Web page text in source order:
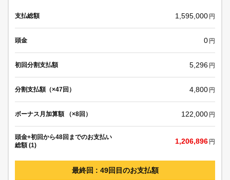
支払総額 1,595,000 円
頭金 0 円
初回分割支払額 5,296 円
分割支払額（×47回） 4,800 円
ボーナス月加算額 （×8回） 122,000 円
頭金+初回から48回までのお支払い
総額 (1)
1,206,896 円
最終回 : 49回目のお支払額